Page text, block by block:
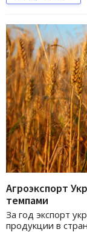
Агроэкспорт
темпами
За год экспорт
продукции в